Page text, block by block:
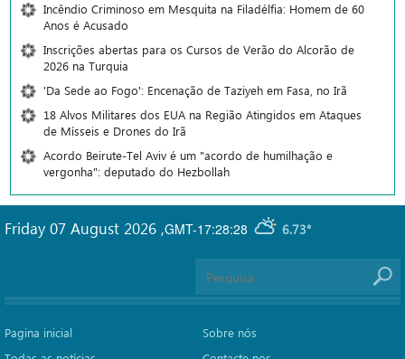
Incêndio Criminoso em Mesquita na Filadélfia: Homem de 60
Anos é Acusado
Inscrições abertas para os Cursos de Verão do Alcorão de
2026 na Turquia
'Da Sede ao Fogo': Encenação de Taziyeh em Fasa, no Irã
18 Alvos Militares dos EUA na Região Atingidos em Ataques
de Mísseis e Drones do Irã
Acordo Beirute-Tel Aviv é um "acordo de humilhação e
vergonha": deputado do Hezbollah
GMT-17:28:28 6.73°
Friday 07 August 2026 ,
Pagina inicial
Sobre nós